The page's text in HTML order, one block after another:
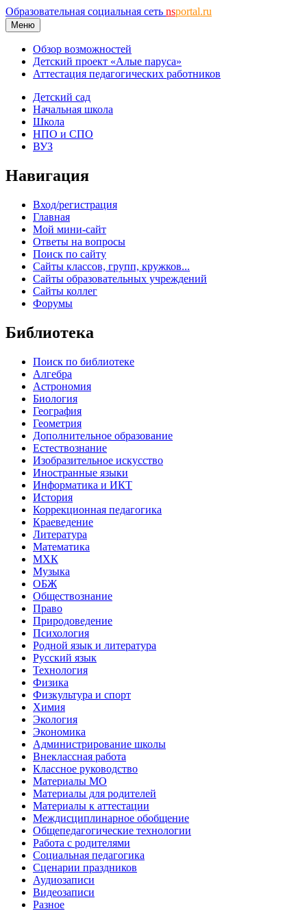
Образовательная социальная сеть nsportal.ru
Меню
Обзор возможностей
Детский проект «Алые паруса»
Аттестация педагогических работников
Детский сад
Начальная школа
Школа
НПО и СПО
ВУЗ
Навигация
Вход/регистрация
Главная
Мой мини-сайт
Ответы на вопросы
Поиск по сайту
Сайты классов, групп, кружков...
Сайты образовательных учреждений
Сайты коллег
Форумы
Библиотека
Поиск по библиотеке
Алгебра
Астрономия
Биология
География
Геометрия
Дополнительное образование
Естествознание
Изобразительное искусство
Иностранные языки
Информатика и ИКТ
История
Коррекционная педагогика
Краеведение
Литература
Математика
МХК
Музыка
ОБЖ
Обществознание
Право
Природоведение
Психология
Родной язык и литература
Русский язык
Технология
Физика
Физкультура и спорт
Химия
Экология
Экономика
Администрирование школы
Внеклассная работа
Классное руководство
Материалы МО
Материалы для родителей
Материалы к аттестации
Междисциплинарное обобщение
Общепедагогические технологии
Работа с родителями
Социальная педагогика
Сценарии праздников
Аудиозаписи
Видеозаписи
Разное